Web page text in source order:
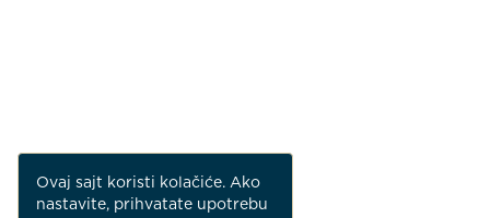
Ovaj sajt koristi kolačiće. Ako
nastavite, prihvatate upotrebu